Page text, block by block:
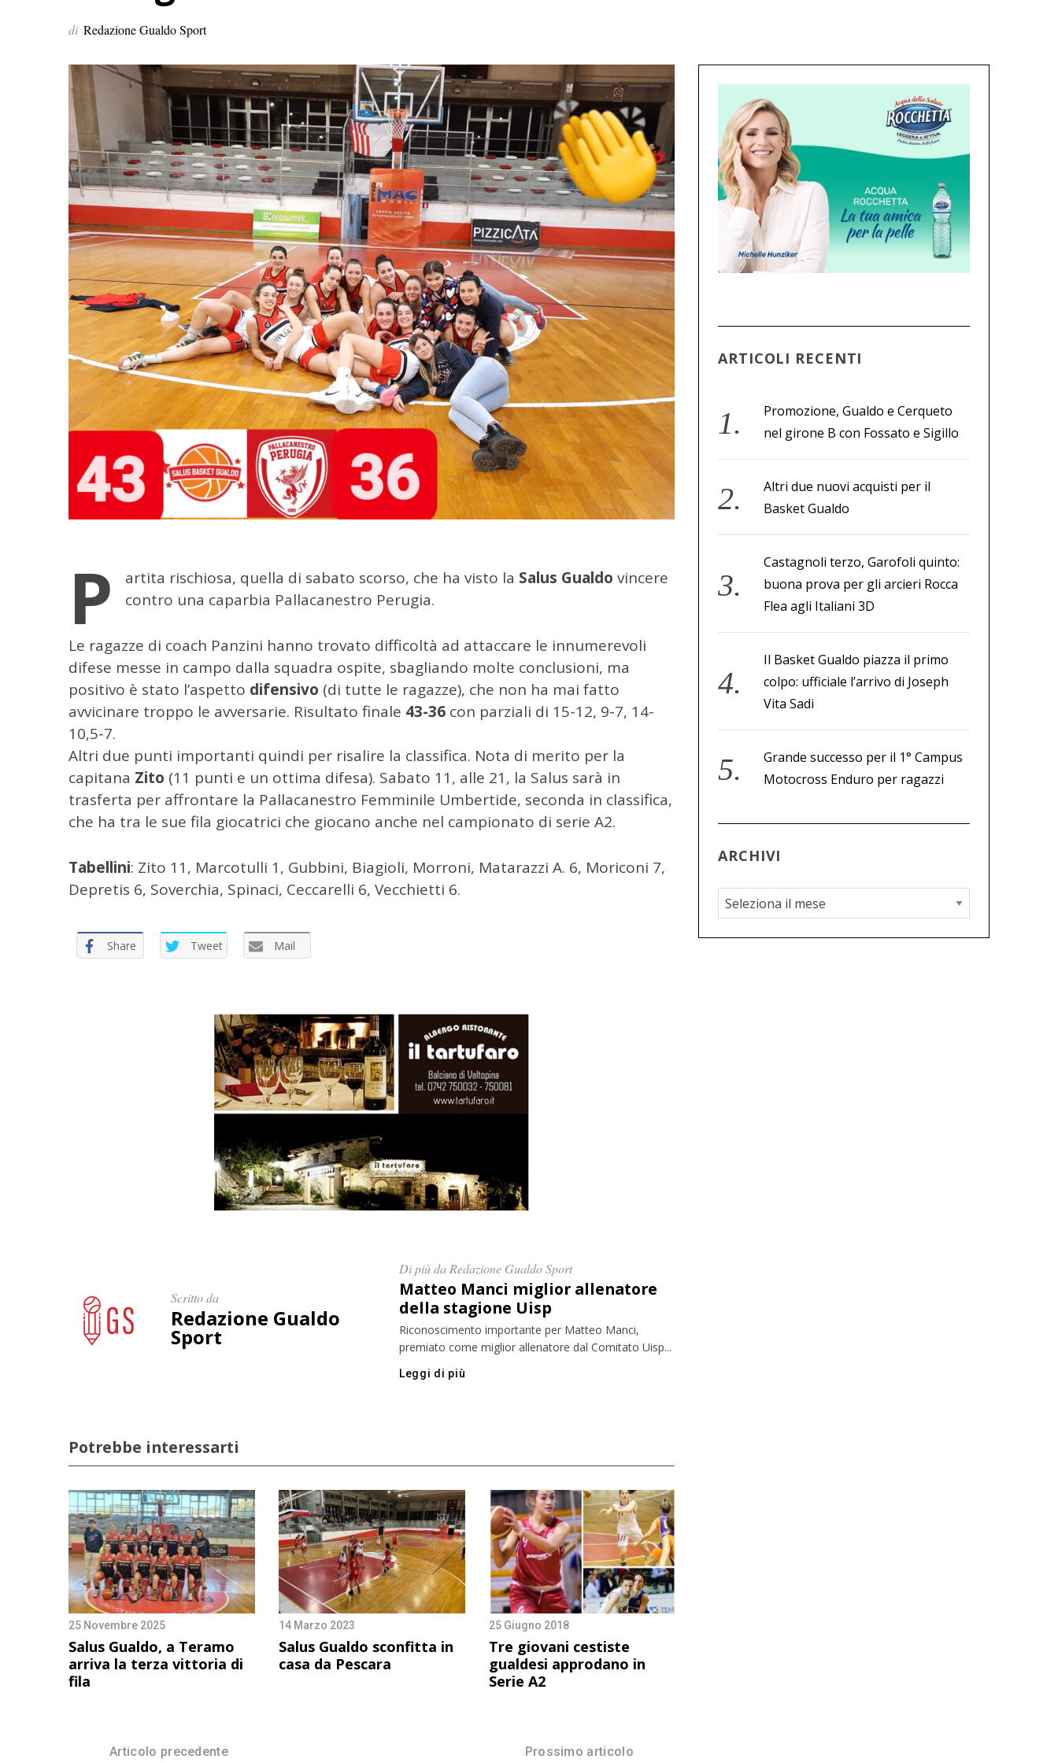
di Redazione Gualdo Sport
P artita rischiosa, quella di sabato scorso, che ha visto la Salus Gualdo vincere
contro una caparbia Pallacanestro Perugia.
Le ragazze di coach Panzini hanno trovato difficoltà ad attaccare le innumerevoli
difese messe in campo dalla squadra ospite, sbagliando molte conclusioni, ma
positivo è stato l’aspetto difensivo (di tutte le ragazze), che non ha mai fatto
avvicinare troppo le avversarie. Risultato finale 43-36 con parziali di 15-12, 9-7, 14-
10,5-7.
Altri due punti importanti quindi per risalire la classifica. Nota di merito per la
capitana Zito (11 punti e un ottima difesa). Sabato 11, alle 21, la Salus sarà in
trasferta per affrontare la Pallacanestro Femminile Umbertide, seconda in classifica,
che ha tra le sue fila giocatrici che giocano anche nel campionato di serie A2.
Tabellini: Zito 11, Marcotulli 1, Gubbini, Biagioli, Morroni, Matarazzi A. 6, Moriconi 7,
Depretis 6, Soverchia, Spinaci, Ceccarelli 6, Vecchietti 6.
Share Tweet Mail
Scritto da
Redazione Gualdo
Sport
Di più da Redazione Gualdo Sport
Matteo Manci miglior allenatore
della stagione Uisp
Riconoscimento importante per Matteo Manci,
premiato come miglior allenatore dal Comitato Uisp...
Leggi di più
Potrebbe interessarti
25 Novembre 2025
Salus Gualdo, a Teramo
arriva la terza vittoria di
fila
14 Marzo 2023
Salus Gualdo sconfitta in
casa da Pescara
25 Giugno 2018
Tre giovani cestiste
gualdesi approdano in
Serie A2
Articolo precedente Prossimo articolo
ARTICOLI RECENTI
Promozione, Gualdo e Cerqueto
nel girone B con Fossato e Sigillo
Altri due nuovi acquisti per il
Basket Gualdo
Castagnoli terzo, Garofoli quinto:
buona prova per gli arcieri Rocca
Flea agli Italiani 3D
Il Basket Gualdo piazza il primo
colpo: ufficiale l’arrivo di Joseph
Vita Sadi
Grande successo per il 1° Campus
Motocross Enduro per ragazzi
ARCHIVI
A
r
c
C
r
p
e
: